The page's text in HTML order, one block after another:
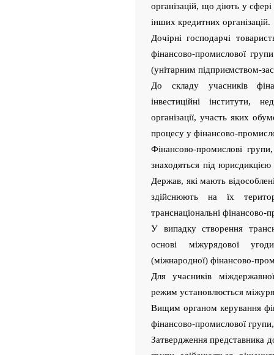
організацій, що діють у
інших кредитних організацій.
Дочірні господарчі
фінансово-промислової
(унітарним підприємством-
До складу учасників
інвестиційні інститути,
організації, участь яких
процесу у фінансово-
Фінансово-промислові
знаходяться під
Держав, які мають
здійснюють на їх
транснаціональні фінансово-
У випадку створення
основі міжурядової
(міжнародної) фінансово-
Для учасників
режим установлюється
Вищим органом керування
фінансово-промислової
Затвердження представника